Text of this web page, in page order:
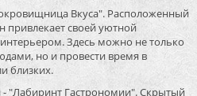
Вкуса". Расположенный
привлекает своей уютной
Здесь можно не только
но и провести время в
близких.
"Лабиринт Гастрономии". Скрытый